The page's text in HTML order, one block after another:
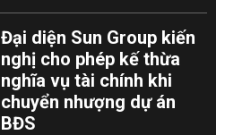
Đại diện Sun Group kiến
nghị cho phép kế thừa
nghĩa vụ tài chính khi
chuyển nhượng dự án
BĐS